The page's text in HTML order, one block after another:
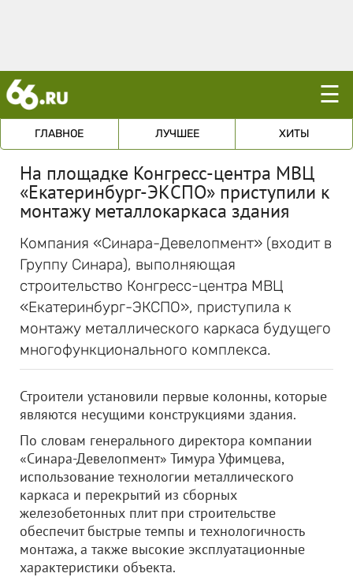
☰
ГЛАВНОЕ ЛУЧШЕЕ ХИТЫ
На площадке Конгресс-центра МВЦ
«Екатеринбург-ЭКСПО» приступили к
монтажу металлокаркаса здания
Компания «Синара-Девелопмент» (входит в
Группу Синара), выполняющая
строительство Конгресс-центра МВЦ
«Екатеринбург-ЭКСПО», приступила к
монтажу металлического каркаса будущего
многофункционального комплекса.
Строители установили первые колонны, которые
являются несущими конструкциями здания.
По словам генерального директора компании
«Синара-Девелопмент» Тимура Уфимцева,
использование технологии металлического
каркаса и перекрытий из сборных
железобетонных плит при строительстве
обеспечит быстрые темпы и технологичность
монтажа, а также высокие эксплуатационные
характеристики объекта.